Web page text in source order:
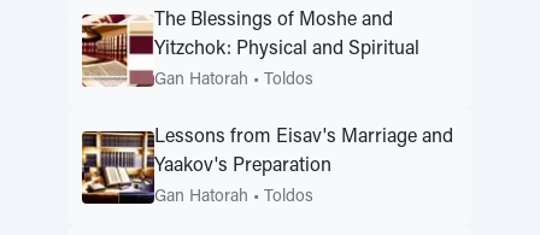
The Blessings of Moshe and
Yitzchok: Physical and Spiritual
Gan Hatorah • Toldos
Lessons from Eisav's Marriage and
Yaakov's Preparation
Gan Hatorah • Toldos